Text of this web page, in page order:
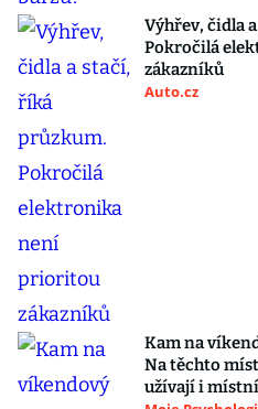
Výhřev, čidla
Pokročilá
zákazníků
Auto.cz
Kam na
Na těchto
užívají i místní